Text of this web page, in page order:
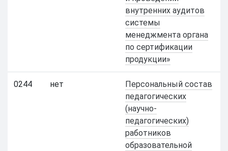
внутренних аудитов
системы
менеджмента органа
по сертификации
продукции»
0244 нет
Персональный состав
педагогических
(научно-
педагогических)
работников
образовательной